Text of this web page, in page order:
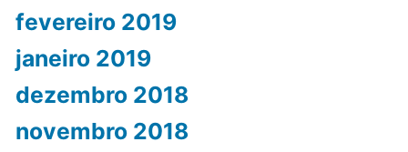
fevereiro 2019
janeiro 2019
dezembro 2018
novembro 2018